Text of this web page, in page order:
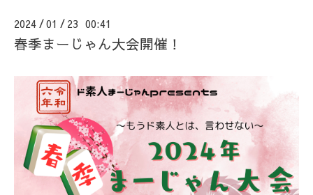
2024 /01 / 23 00:41
春季まーじゃん大会開催！